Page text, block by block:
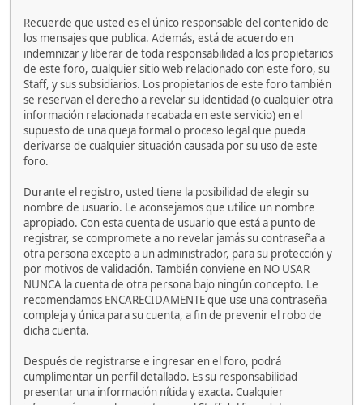
Recuerde que usted es el único responsable del contenido de
los mensajes que publica. Además, está de acuerdo en
indemnizar y liberar de toda responsabilidad a los propietarios
de este foro, cualquier sitio web relacionado con este foro, su
Staff, y sus subsidiarios. Los propietarios de este foro también
se reservan el derecho a revelar su identidad (o cualquier otra
información relacionada recabada en este servicio) en el
supuesto de una queja formal o proceso legal que pueda
derivarse de cualquier situación causada por su uso de este
foro.
Durante el registro, usted tiene la posibilidad de elegir su
nombre de usuario. Le aconsejamos que utilice un nombre
apropiado. Con esta cuenta de usuario que está a punto de
registrar, se compromete a no revelar jamás su contraseña a
otra persona excepto a un administrador, para su protección y
por motivos de validación. También conviene en NO USAR
NUNCA la cuenta de otra persona bajo ningún concepto. Le
recomendamos ENCARECIDAMENTE que use una contraseña
compleja y única para su cuenta, a fin de prevenir el robo de
dicha cuenta.
Después de registrarse e ingresar en el foro, podrá
cumplimentar un perfil detallado. Es su responsabilidad
presentar una información nítida y exacta. Cualquier